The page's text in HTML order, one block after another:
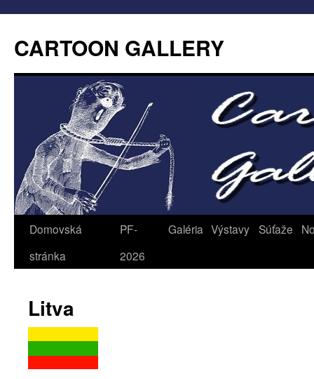
CARTOON GALLERY
Domovská
stránka
PF-
2026
Galéria Výstavy Súťaže
Litva